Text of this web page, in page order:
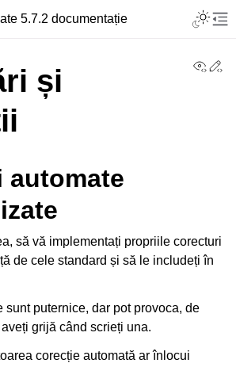
sidebar
5.7.2 documentație Toggle
și
automate
să vă implementați propriile corecturi
de cele standard și să le includeți în
sunt puternice, dar pot provoca, de
grijă când scrieți una.
corecție automată ar înlocui